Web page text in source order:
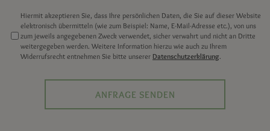
Hiermit akzeptieren Sie, dass Ihre persönlichen Daten, die Sie auf dieser Website
elektronisch übermitteln (wie zum Beispiel: Name, E-Mail-Adresse etc.), von uns
zum jeweils angegebenen Zweck verwendet, sicher verwahrt und nicht an Dritte
weitergegeben werden. Weitere Information hierzu wie auch zu Ihrem
Widerrufsrecht entnehmen Sie bitte unserer Datenschutzerklärung.